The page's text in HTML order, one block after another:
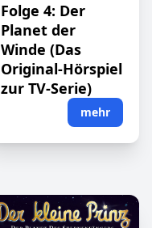
Folge 4: Der
Planet der
Winde (Das
Original-Hörspiel
zur TV-Serie)
mehr